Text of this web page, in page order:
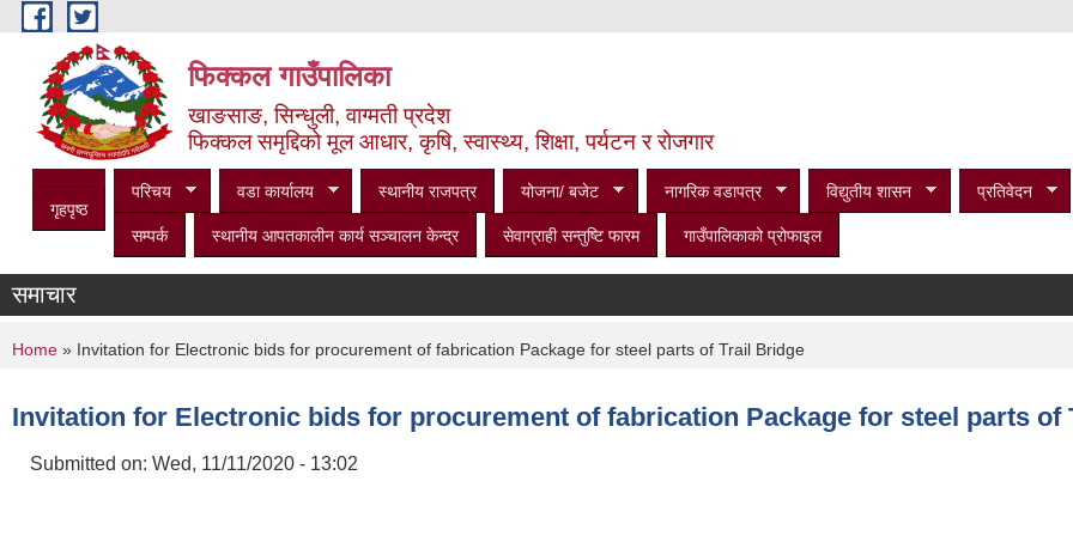
Skip to main content
फिक्कल गाउँपालिका
खाङसाङ, सिन्धुली, वाग्मती प्रदेश
फिक्कल समृद्दिको मूल आधार, कृषि, स्वास्थ्य, शिक्षा, पर्यटन र रोजगार
गृहपृष्ठ
परिचय वडा कार्यालय स्थानीय राजपत्र योजना/ बजेट नागरिक वडापत्र विद्युतीय शासन प्रतिवेदन
सम्पर्क स्थानीय आपतकालीन कार्य सञ्‍चालन केन्द्र सेवाग्राही सन्तुष्टि फारम गाउँपालिकाको प्रोफाइल
समाचार
You are here
Home » Invitation for Electronic bids for procurement of fabrication Package for steel parts of Trail Bridge
Invitation for Electronic bids for procurement of fabrication Package for steel parts of
Submitted on: Wed, 11/11/2020 - 13:02